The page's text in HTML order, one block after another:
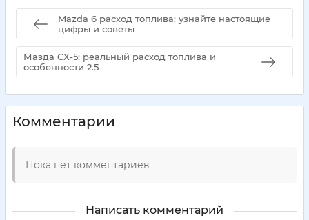
Mazda 6 расход топлива: узнайте настоящие
цифры и советы
Мазда CX-5: реальный расход топлива и
особенности 2.5
Комментарии
Пока нет комментариев
Написать комментарий